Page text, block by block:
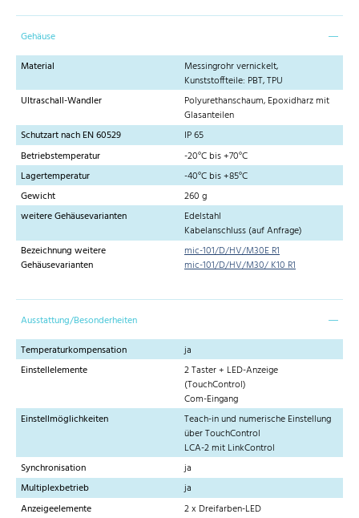
Gehäuse
Material
Messingrohr vernickelt,
Kunststoffteile: PBT, TPU
Ultraschall-Wandler
Polyurethanschaum, Epoxidharz mit
Glasanteilen
Schutzart nach EN 60529
IP 65
Betriebstemperatur
-20°C bis +70°C
Lagertemperatur
-40°C bis +85°C
Gewicht
260 g
weitere Gehäusevarianten
Edelstahl
Kabelanschluss (auf Anfrage)
Bezeichnung weitere
Gehäusevarianten
mic-101/D/HV/M30E R1
mic-101/D/HV/M30/ K10 R1
Ausstattung/Besonderheiten
Temperaturkompensation
ja
Einstellelemente
2 Taster + LED-Anzeige
(TouchControl)
Com-Eingang
Einstellmöglichkeiten
Teach-in und numerische Einstellung
über TouchControl
LCA-2 mit LinkControl
Synchronisation
ja
Multiplexbetrieb
ja
Anzeigeelemente
2 x Dreifarben-LED